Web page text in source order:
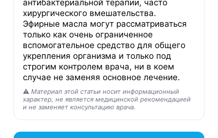
антибактериальной терапии, часто
хирургического вмешательства.
Эфирные масла могут рассматриваться
только как очень ограниченное
вспомогательное средство для общего
укрепления организма и только под
строгим контролем врача, ни в коем
случае не заменяя основное лечение.
⚠️ Материал этой статьи носит информационный
характер, не является медицинской рекомендацией
и не заменяет консультацию врача.